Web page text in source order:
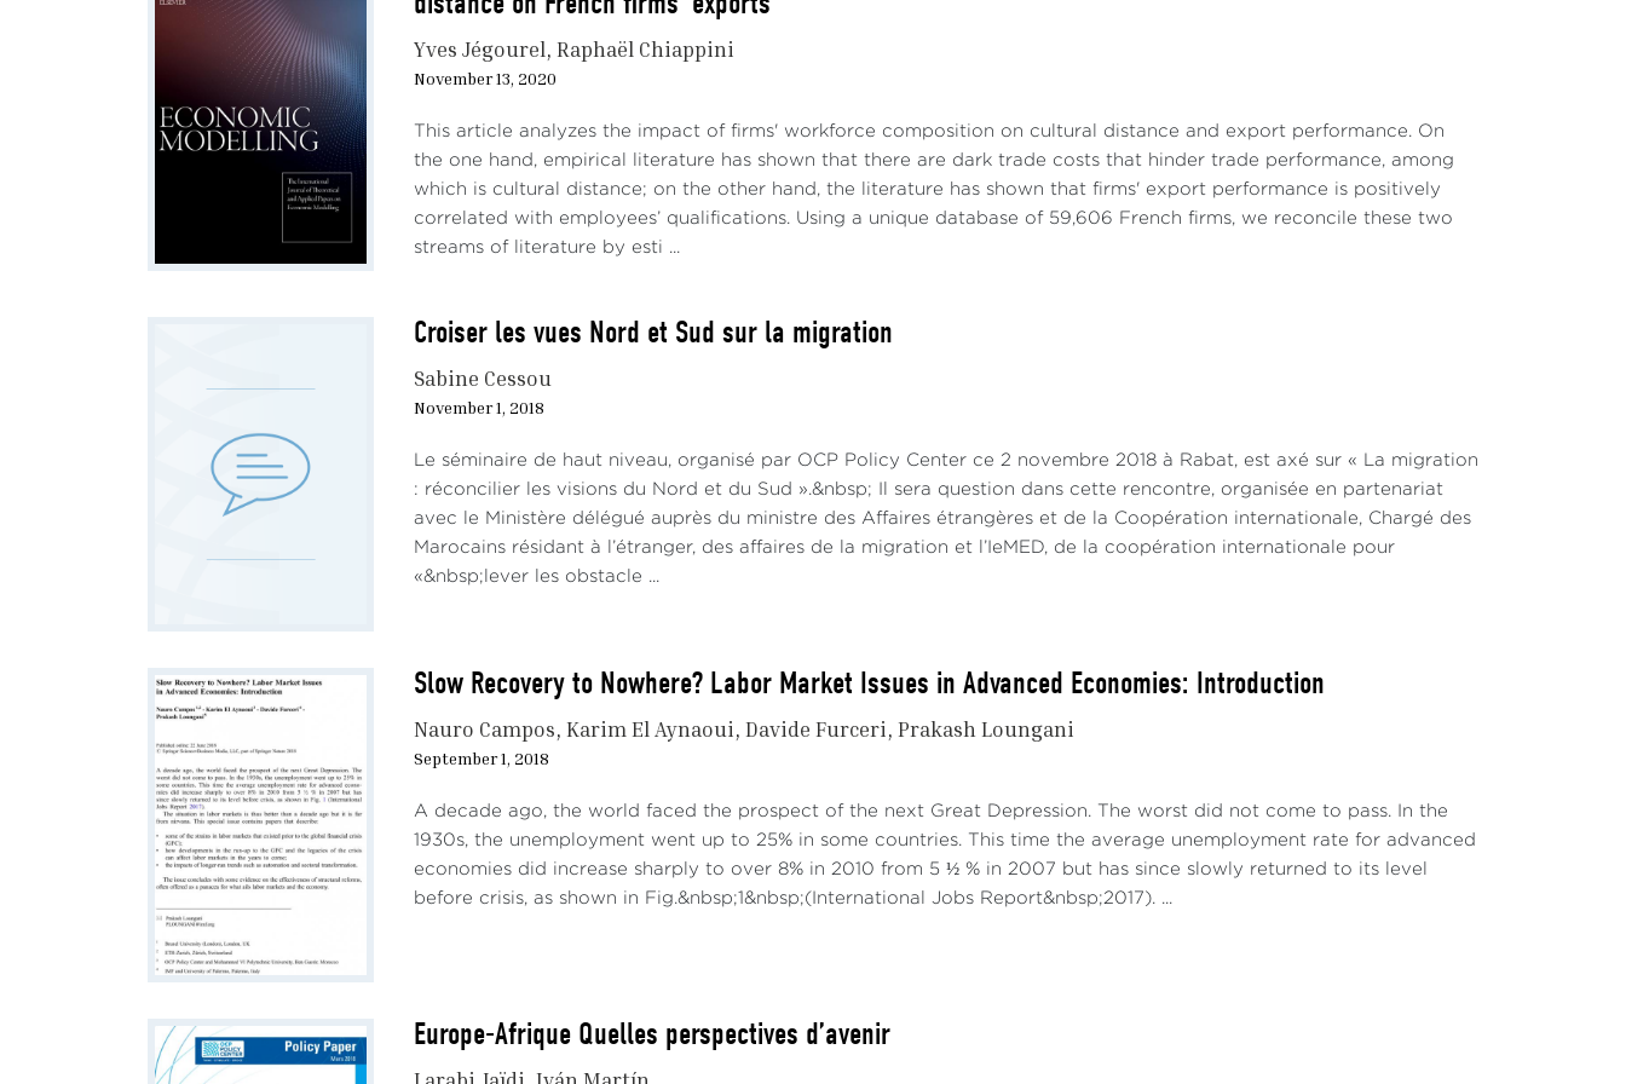
Il est primordial de situer la décision de régularisation adoptée dans le contexte économique du pays,
persistants. De fait, à la fin de l’année 2025, le taux de chômage en Espagne est passé sous le seuil des 10 %,
atteignant un niveau inédit depuis la crise financière de 2008, tandis que le nombre de personnes occupées
a dépassé les 22 millions. Cette dynamique traduit une phase de création d’emplois plus favorable que celle
observée au cours de la décennie précédente et conforte l’idée selon laquelle l’économie espagnole se
trouve dans une capacité accrue d’absorption de main-d’œuvre, y compris étrangère (Eurostat 2026).
constitue un élément structurel, antérieur à la décision de 2026. La régularisation apparaît ainsi moins
comme un levier de transformation du marché du travail que comme un mécanisme d’ajustement visant à
réduire le décalage entre des pratiques économiques existantes et le cadre juridique qui les encadre.
chômage en Espagne à celle observée dans l’Union européenne entre 2019 et 2023. Il illustre à la fois la
baisse progressive du chômage en Espagne depuis 2021 et le maintien d’un différentiel structurel avec la
moyenne européenne, soulignant le caractère à la fois conjoncturellement favorable et structurellement
contraint du marché du travail espagnol.
La logique de mise en conformité occupe une place centrale dans le discours des autorités espagnoles. En
intégrant les personnes régularisées dans les dispositifs officiels d’emploi et de sécurité sociale, la mesure
Yves Jégourel Raphaël Chiappini
November 13, 2020
This article analyzes the impact of firms' workforce composition on cultural distance and export performance. On
the one hand, empirical literature has shown that there are dark trade costs that hinder trade performance, among
which is cultural distance; on the other hand, the literature has shown that firms' export performance is positively
correlated with employees’ qualifications. Using a unique database of 59,606 French firms, we reconcile these two
streams of literature by esti ...
Croiser les vues Nord et Sud sur la migration
Sabine Cessou
November 1, 2018
Le séminaire de haut niveau, organisé par OCP Policy Center ce 2 novembre 2018 à Rabat, est axé sur « La migration
: réconcilier les visions du Nord et du Sud ».&nbsp; Il sera question dans cette rencontre, organisée en partenariat
avec le Ministère délégué auprès du ministre des Affaires étrangères et de la Coopération internationale, Chargé des
Marocains résidant à l’étranger, des affaires de la migration et l’IeMED, de la coopération internationale pour
«&nbsp;lever les obstacle ...
Slow Recovery to Nowhere? Labor Market Issues in Advanced Economies: Introduction
Nauro Campos Karim El Aynaoui Davide Furceri Prakash Loungani
September 1, 2018
A decade ago, the world faced the prospect of the next Great Depression. The worst did not come to pass. In the
1930s, the unemployment went up to 25% in some countries. This time the average unemployment rate for advanced
economies did increase sharply to over 8% in 2010 from 5 ½ % in 2007 but has since slowly returned to its level
before crisis, as shown in Fig.&nbsp;1&nbsp;(International Jobs Report&nbsp;2017). ...
Europe-Afrique Quelles perspectives d’avenir